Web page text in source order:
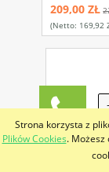
Strona korzysta z
Plików Cookies.
209,00 ZŁ
(netto: 169,92